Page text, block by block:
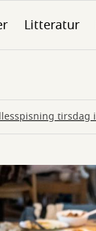
Litteratur
tirsdag i